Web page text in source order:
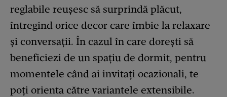
reglabile reușesc să surprindă plăcut,
întregind orice decor care îmbie la relaxare
şi conversaţii. În cazul în care doreşti să
beneficiezi de un spațiu de dormit, pentru
momentele când ai invitaţi ocazionali, te
poţi orienta către variantele extensibile.